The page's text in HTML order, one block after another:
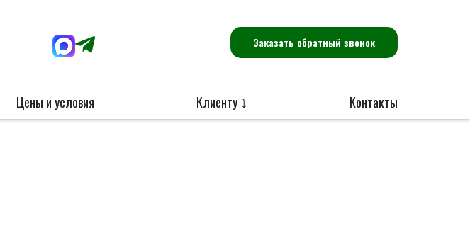
Заказать обратный звонок
Цены и условия Клиенту ⤵ Контакты